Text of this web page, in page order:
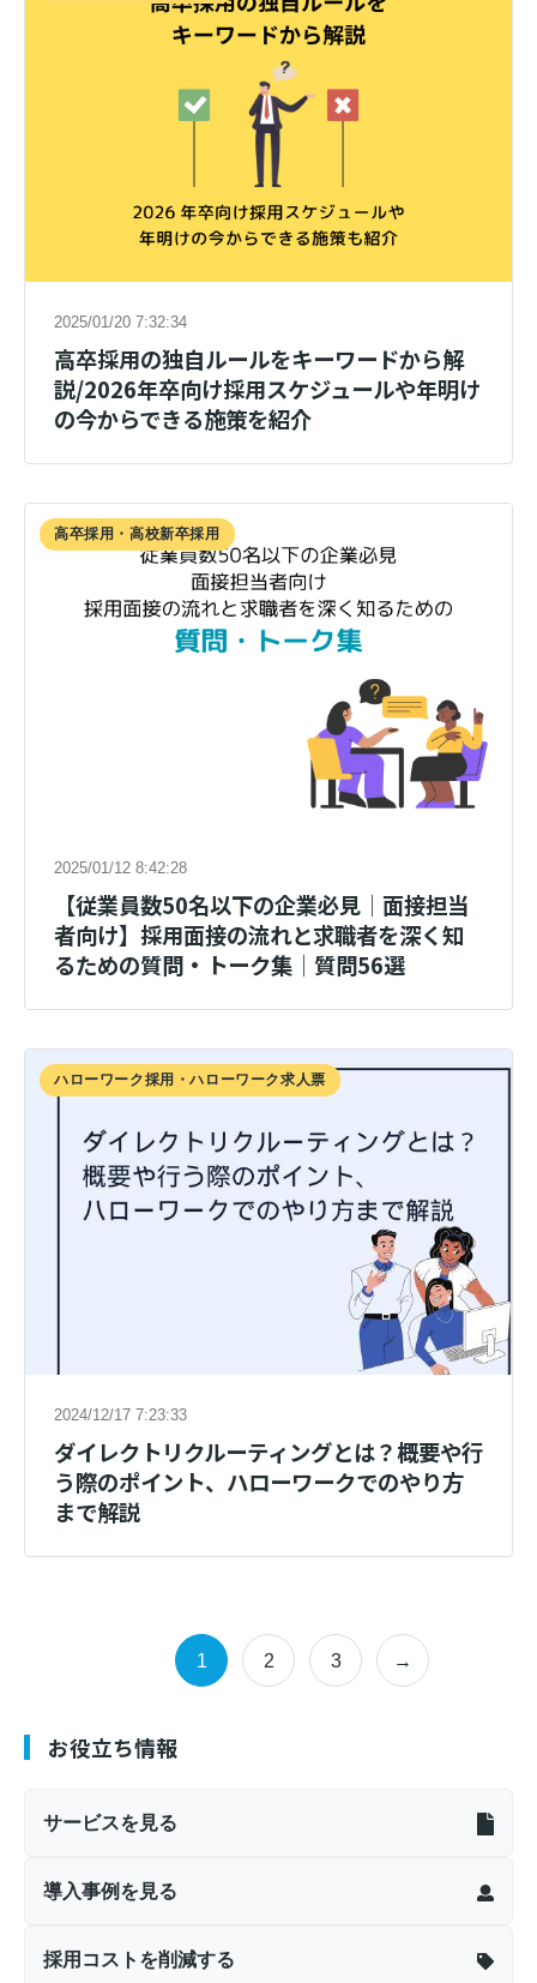
2025/01/20 7:32:34
高卒採用の独自ルールをキーワードから解
説/2026年卒向け採用スケジュールや年明け
の今からできる施策を紹介
高卒採用・高校新卒採用
2025/01/12 8:42:28
【従業員数50名以下の企業必見│面接担当
者向け】採用面接の流れと求職者を深く知
るための質問・トーク集│質問56選
ハローワーク採用・ハローワーク求人票
2024/12/17 7:23:33
ダイレクトリクルーティングとは？概要や行
う際のポイント、ハローワークでのやり方
まで解説
1 2 3 →
お役立ち情報
サービスを見る
導入事例を見る
採用コストを削減する